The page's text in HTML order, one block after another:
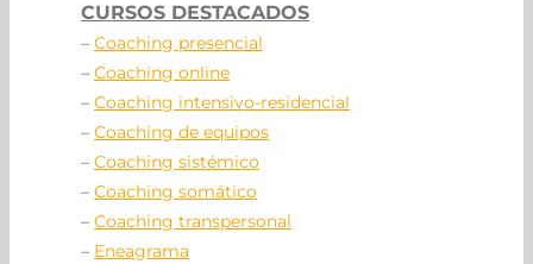
CURSOS DESTACADOS
– Coaching presencial
– Coaching online
– Coaching intensivo-residencial
– Coaching de equipos
– Coaching sistémico
– Coaching somático
– Coaching transpersonal
– Eneagrama